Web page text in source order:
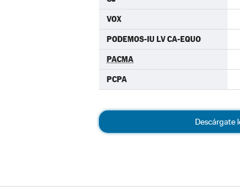
VOX
PODEMOS-IU LV CA-EQUO
PACMA
PCPA
Descárgate